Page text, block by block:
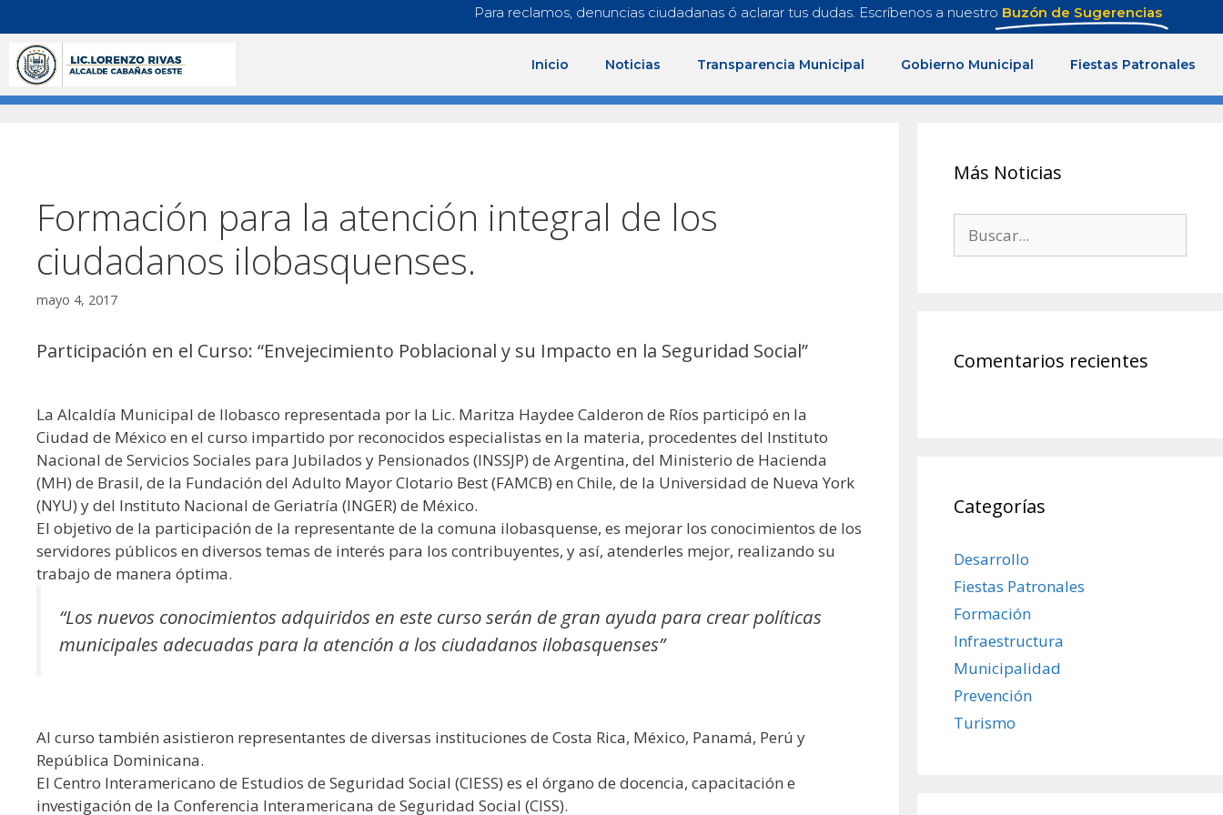
Para reclamos, denuncias ciudadanas ó aclarar tus dudas. Escríbenos a nuestro Buzón de Sugerencias
Inicio Noticias Transparencia Municipal Gobierno Municipal Fiestas Patronales
Formación para la atención integral de los
ciudadanos ilobasquenses.
mayo 4, 2017
Participación en el Curso: “Envejecimiento Poblacional y su Impacto en la Seguridad Social”
La Alcaldía Municipal de Ilobasco representada por la Lic. Maritza Haydee Calderon de Ríos participó en la
Ciudad de México en el curso impartido por reconocidos especialistas en la materia, procedentes del Instituto
Nacional de Servicios Sociales para Jubilados y Pensionados (INSSJP) de Argentina, del Ministerio de Hacienda
(MH) de Brasil, de la Fundación del Adulto Mayor Clotario Best (FAMCB) en Chile, de la Universidad de Nueva York
(NYU) y del Instituto Nacional de Geriatría (INGER) de México.
El objetivo de la participación de la representante de la comuna ilobasquense, es mejorar los conocimientos de los
servidores públicos en diversos temas de interés para los contribuyentes, y así, atenderles mejor, realizando su
trabajo de manera óptima.
“Los nuevos conocimientos adquiridos en este curso serán de gran ayuda para crear políticas
municipales adecuadas para la atención a los ciudadanos ilobasquenses”
Al curso también asistieron representantes de diversas instituciones de Costa Rica, México, Panamá, Perú y
República Dominicana.
El Centro Interamericano de Estudios de Seguridad Social (CIESS) es el órgano de docencia, capacitación e
investigación de la Conferencia Interamericana de Seguridad Social (CISS).
Más Noticias
Comentarios recientes
Categorías
Desarrollo
Fiestas Patronales
Formación
Infraestructura
Municipalidad
Prevención
Turismo